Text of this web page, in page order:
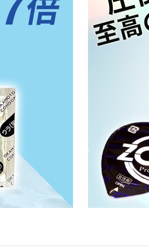
DUREX（デュレック
ホットジェル付き
ストレートタイプ